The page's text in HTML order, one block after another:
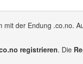
der Endung .co.no.
registrieren. Die